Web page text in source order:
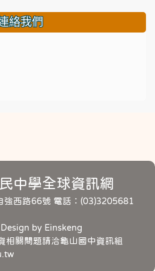
絡我們
中學全球資訊網
強西路66號 電話：(03)3205681
by Einskeng
相關問題請洽龜山國中資訊組